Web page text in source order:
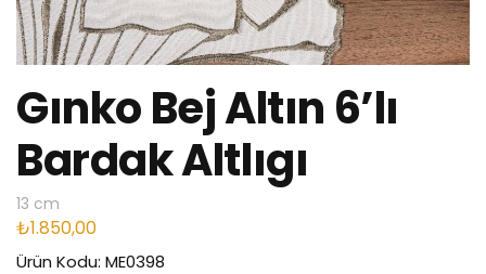
Gınko Bej Altın 6’lı
Bardak Altlıgı
13 cm
₺1.850,00
Ürün Kodu: ME0398